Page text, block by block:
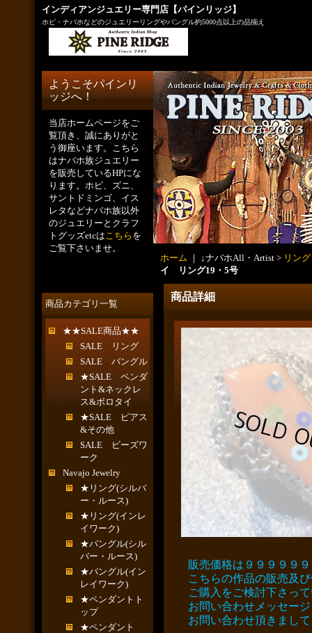
インディアンジュエリー専門店【パインリッジ】
ホピ・ナバホなどのジュエリーリングやバングル約5000点以上の品揃え
ようこそパインリ
ッジへ！
当店ホームページをご
覧頂き、誠にありがと
う御座います。こちら
はナバホ族ジュエリー
を販売しているHPにな
ります。ホピ、ズニ、
サントドミンゴ、イス
レタなどナバホ族以外
のジュエリーとクラフ
トグッズetcはこちら を
ご覧下さいませ。
商品カテゴリ一覧
★★SALE商品★★
SALE リング
SALE バングル
★SALE ペンダ
ント&ネックレ
ス&ボロタイ
★SALE ピアス
&その他
SALE ビーズワ
ーク
Navajo Jewelry
★リング(シルバ
ー・ルース)
★リング(インレ
イワーク)
★バングル(シル
バー・ルース)
★バングル(イン
レイワーク)
★ペンダントト
ップ
★ペンダント
ホーム ｜ ↓ナバホAll・Artist > リング
イ リング19・5号
商品詳細
販売価格は９９９９９
こちらの作品の販売及
ご購入をご検討下さっ
お問い合わせメッセー
お問い合わせ頂きまし